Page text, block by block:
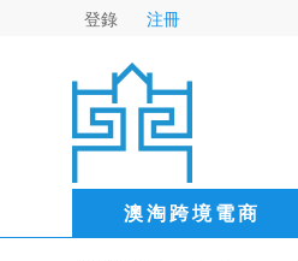
登錄 注冊
澳淘跨境電商